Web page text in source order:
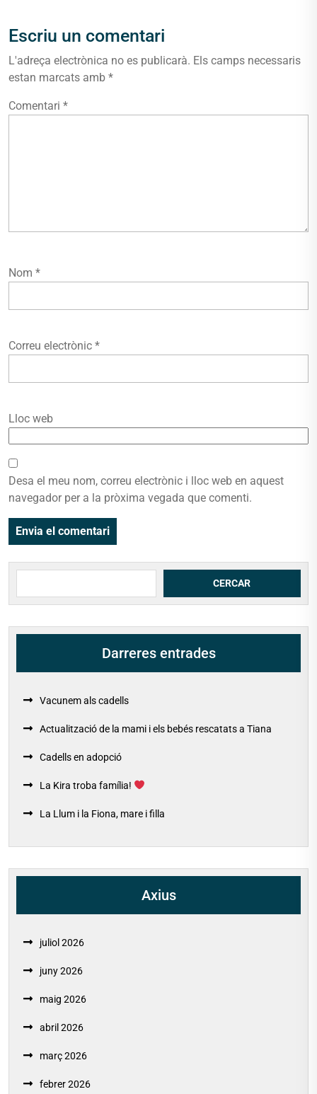
Escriu un comentari
L'adreça electrònica no es publicarà. Els camps necessaris
estan marcats amb *
Comentari *
Nom *
Correu electrònic *
Lloc web
Desa el meu nom, correu electrònic i lloc web en aquest
navegador per a la pròxima vegada que comenti.
CERCAR
Darreres entrades
Vacunem als cadells
Actualització de la mami i els bebés rescatats a Tiana
Cadells en adopció
La Kira troba família!
La Llum i la Fiona, mare i filla
Axius
juliol 2026
juny 2026
maig 2026
abril 2026
març 2026
febrer 2026